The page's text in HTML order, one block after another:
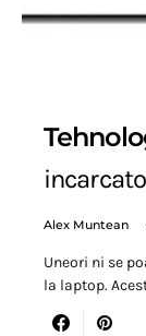
Alex Muntean
Uneori ni se
la laptop.